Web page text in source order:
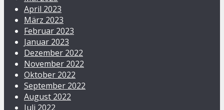
April 2023
März 2023
Februar 2023
Januar 2023
Dezember 2022
November 2022
Oktober 2022
September 2022
August 2022
Juli 2022